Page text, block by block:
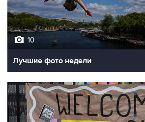
10
Лучшие фото недели